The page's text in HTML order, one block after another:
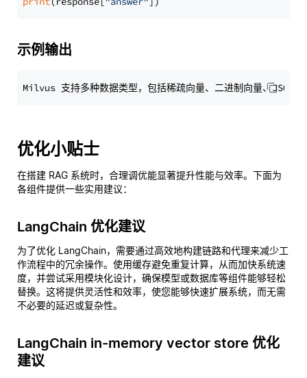
示例输出
优化小贴士
在搭建 RAG 系统时，合理调优能显著提升性能与效率。下面为
各组件提供一些实用建议：
LangChain 优化建议
为了优化 LangChain，需要通过高效地构建链路和代理来减少工
作流程中的冗余操作。使用缓存避免重复计算，从而加快系统速
度，并尝试采用模块化设计，确保模型或数据库等组件能够轻松
替换。这将提供灵活性和效率，使您能够快速扩展系统，而无需
不必要的延迟或复杂性。
LangChain in-memory vector store 优化
建议